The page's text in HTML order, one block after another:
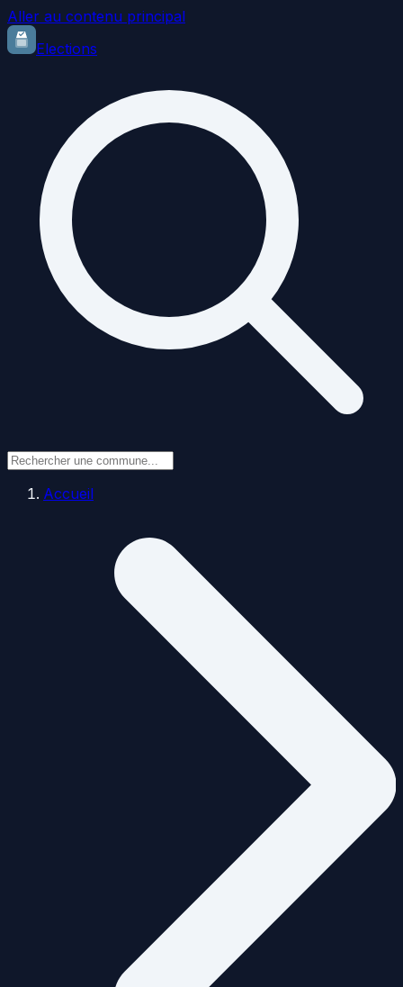
Aller au contenu principal
Elections
Accueil